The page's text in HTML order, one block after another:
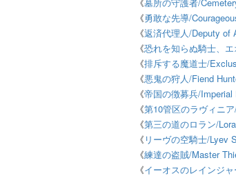
《勇敢な先導/
《返済代理人/Deputy of
《恐れを知らぬ騎士、
《排斥する魔道士/
《悪鬼の狩人/Fiend
《帝国の徴募兵/Imperial
《第10管区のラヴィニ
《第三の道のロラン/
《 リーヴの空騎士/Lyev
《練達の盗賊/Master
《イーオスのレインジ